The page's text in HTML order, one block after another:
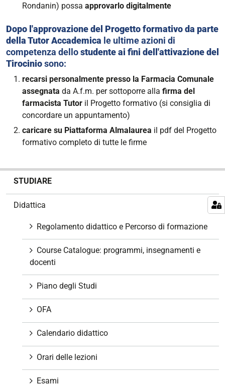
Rondanin) possa approvarlo digitalmente
Dopo l'approvazione del Progetto formativo da parte
della Tutor Accademica le ultime azioni di
competenza dellostudente ai fini dell'attivazione del
Tirociniosono:
recarsi personalmente presso la Farmacia Comunale
assegnata da A.f.m. per sottoporre alla firma del
farmacista Tutor il Progetto formativo (si consiglia di
concordare un appuntamento)
caricare su Piattaforma Almalaurea il pdf del Progetto
formativo completo di tutte le firme
STUDIARE
Didattica
Regolamento didattico e Percorso di formazione
Course Catalogue: programmi, insegnamenti e
docenti
Piano degli Studi
OFA
Calendario didattico
Orari delle lezioni
Esami